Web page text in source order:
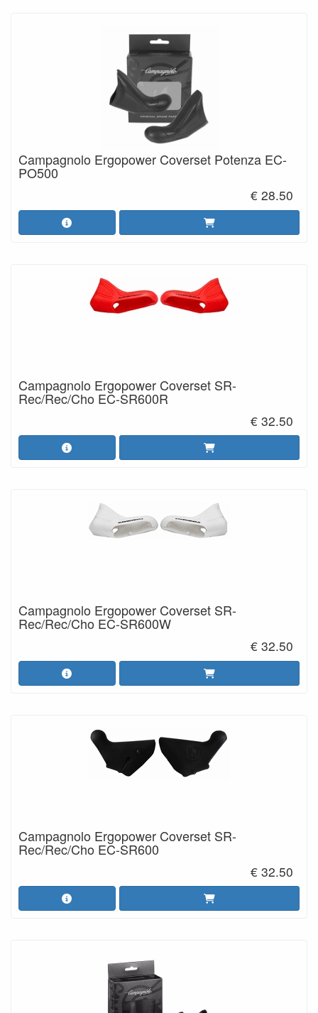
Campagnolo Ergopower Coverset Potenza EC-
PO500
€ 28.50
Campagnolo Ergopower Coverset SR-
Rec/Rec/Cho EC-SR600R
€ 32.50
Campagnolo Ergopower Coverset SR-
Rec/Rec/Cho EC-SR600W
€ 32.50
Campagnolo Ergopower Coverset SR-
Rec/Rec/Cho EC-SR600
€ 32.50